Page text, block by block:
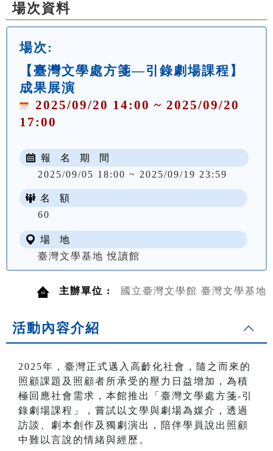
場次資料
場次:
【臺灣文學處方箋—引錄劇場課程】
成果展演
2025/09/20 14:00 ~ 2025/09/20
17:00
報 名 期 間
2025/09/05 18:00 ~ 2025/09/19 23:59
名 額
60
場 地
臺灣文學基地 悅讀館
主辦單位 : 國立臺灣文學館 臺灣文學基地
活動內容介紹
2025年，臺灣正式邁入高齡化社會，隨之而來的
照顧課題及照顧者所承受的壓力日益增加，為積
極回應社會需求，本館推出「臺灣文學處方箋-引
錄劇場課程」，嘗試以文學與劇場為媒介，透過
訪談、劇本創作及獨劇演出，陪伴學員說出照顧
中難以言說的情緒與經歷。